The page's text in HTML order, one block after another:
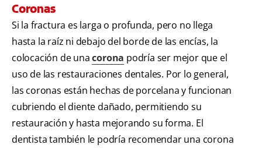
Coronas
Si la fractura es larga o profunda, pero no llega
hasta la raíz ni debajo del borde de las encías, la
colocación de unacorona podría ser mejor que el
uso de las restauraciones dentales. Por lo general,
las coronas están hechas de porcelana y funcionan
cubriendo el diente dañado, permitiendo su
restauración y hasta mejorando su forma. El
dentista también le podría recomendar una corona